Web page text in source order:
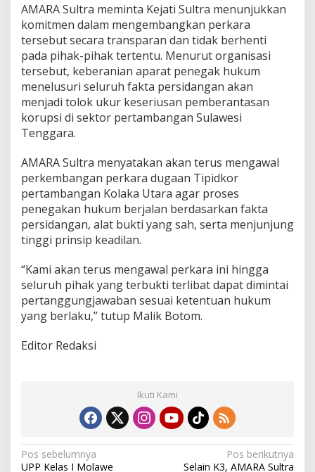
AMARA Sultra meminta Kejati Sultra menunjukkan
komitmen dalam mengembangkan perkara
tersebut secara transparan dan tidak berhenti
pada pihak-pihak tertentu. Menurut organisasi
tersebut, keberanian aparat penegak hukum
menelusuri seluruh fakta persidangan akan
menjadi tolok ukur keseriusan pemberantasan
korupsi di sektor pertambangan Sulawesi
Tenggara.
AMARA Sultra menyatakan akan terus mengawal
perkembangan perkara dugaan Tipidkor
pertambangan Kolaka Utara agar proses
penegakan hukum berjalan berdasarkan fakta
persidangan, alat bukti yang sah, serta menjunjung
tinggi prinsip keadilan.
“Kami akan terus mengawal perkara ini hingga
seluruh pihak yang terbukti terlibat dapat dimintai
pertanggungjawaban sesuai ketentuan hukum
yang berlaku,” tutup Malik Botom.
Editor Redaksi
Ikuti Kami
N
Pos sebelumnya
UPP Kelas I Molawe
Pos berikutnya
Selain K3, AMARA Sultra